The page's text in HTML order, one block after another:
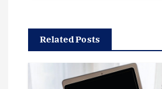
a
c
Related Posts